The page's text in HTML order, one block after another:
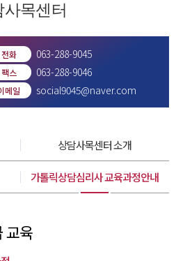
사목센터
전화 063-288-9045
팩스 063-288-9046
메일 social9045@naver.com
상담사목센터 소개
가톨릭상담심리사 교육과정안내
교육